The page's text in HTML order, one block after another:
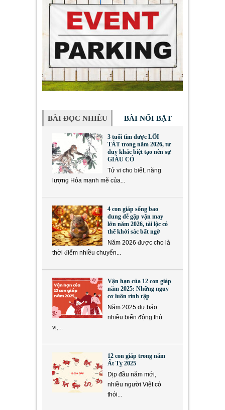
BÀI ĐỌC NHIỀU BÀI NỔI BẬT
3 tuổi tìm được LỐI
TẮT trong năm 2026, tư
duy khác biệt tạo nên sự
GIÀU CÓ
Tử vi cho biết, năng
lượng Hỏa mạnh mẽ của...
4 con giáp sống bao
dung dễ gặp vận may
lớn năm 2026, tài lộc có
thể khởi sắc bất ngờ
Năm 2026 được cho là
thời điểm nhiều chuyển...
Vận hạn của 12 con giáp
năm 2025: Những nguy
cơ luôn rình rập
Năm 2025 dự báo
nhiều biến động thú
vị,...
12 con giáp trong năm
Ất Tỵ 2025
Dịp đầu năm mới,
nhiều người Việt có
thói...